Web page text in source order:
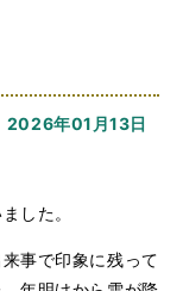
2026年01月13日
した。
事で印象に残って